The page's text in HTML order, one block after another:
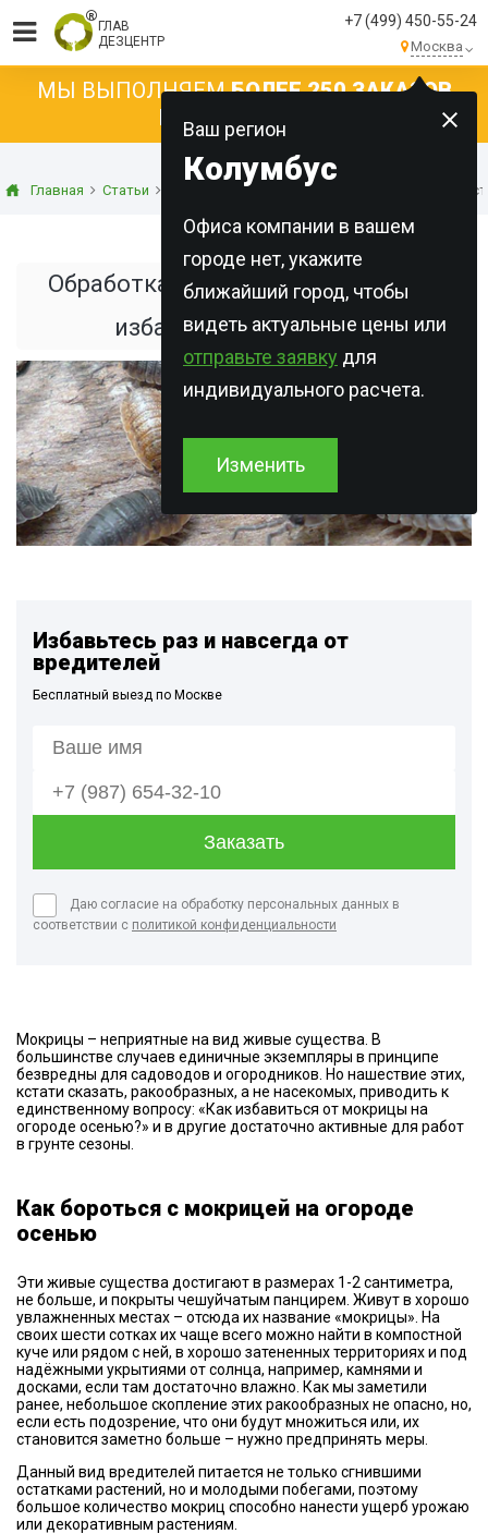
ГЛАВ
ДЕЗЦЕНТР
+7 (499) 450-55-24
Москва
Ваш регион
Колумбус
Офиса компании в вашем
городе нет, укажите
ближайший город, чтобы
видеть актуальные цены или
отправьте заявку для
индивидуального расчета.
Изменить
МЫ ВЫПОЛНЯЕМБОЛЕЕ 250 ЗАКАЗОВ
КАЖДЫЙ ДЕНЬ!
Главная Статьи Дезинсекция Обработка от мокриц. Как
Обработка от мокриц. Как быстро
избавиться от мокриц
Избавьтесь раз и навсегда от
вредителей
Бесплатный выезд по Москве
Даю согласие на обработку персональных данных в
соответствии с политикой конфиденциальности
Мокрицы – неприятные на вид живые существа. В
большинстве случаев единичные экземпляры в принципе
безвредны для садоводов и огородников. Но нашествие этих,
кстати сказать, ракообразных, а не насекомых, приводить к
единственному вопросу: «Как избавиться от мокрицы на
огороде осенью?» и в другие достаточно активные для работ
в грунте сезоны.
Как бороться с мокрицей на огороде
осенью
Эти живые существа достигают в размерах 1-2 сантиметра,
не больше, и покрыты чешуйчатым панцирем. Живут в хорошо
увлажненных местах – отсюда их название «мокрицы». На
своих шести сотках их чаще всего можно найти в компостной
куче или рядом с ней, в хорошо затененных территориях и под
надёжными укрытиями от солнца, например, камнями и
досками, если там достаточно влажно. Как мы заметили
ранее, небольшое скопление этих ракообразных не опасно, но,
если есть подозрение, что они будут множиться или, их
становится заметно больше – нужно предпринять меры.
Данный вид вредителей питается не только сгнившими
остатками растений, но и молодыми побегами, поэтому
большое количество мокриц способно нанести ущерб урожаю
или декоративным растениям.